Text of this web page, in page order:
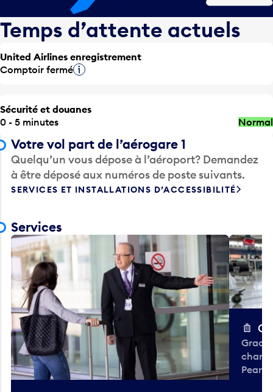
Temps d’attente actuels
United Airlines enregistrement
Comptoir ferméInfobulle
Sécurité et douanes
0 - 5 minutes
Normal
Votre vol part de l’aérogare 1
Quelqu’un vous dépose à l’aéroport? Demandez
à être déposé aux numéros de poste suivants.
SERVICES ET INSTALLATIONS D’ACCESSIBILITÉ
Services